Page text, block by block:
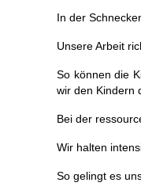
In der
Unsere Arbeit
So können die
wir den Kindern
Bei der
Wir halten
So gelingt es